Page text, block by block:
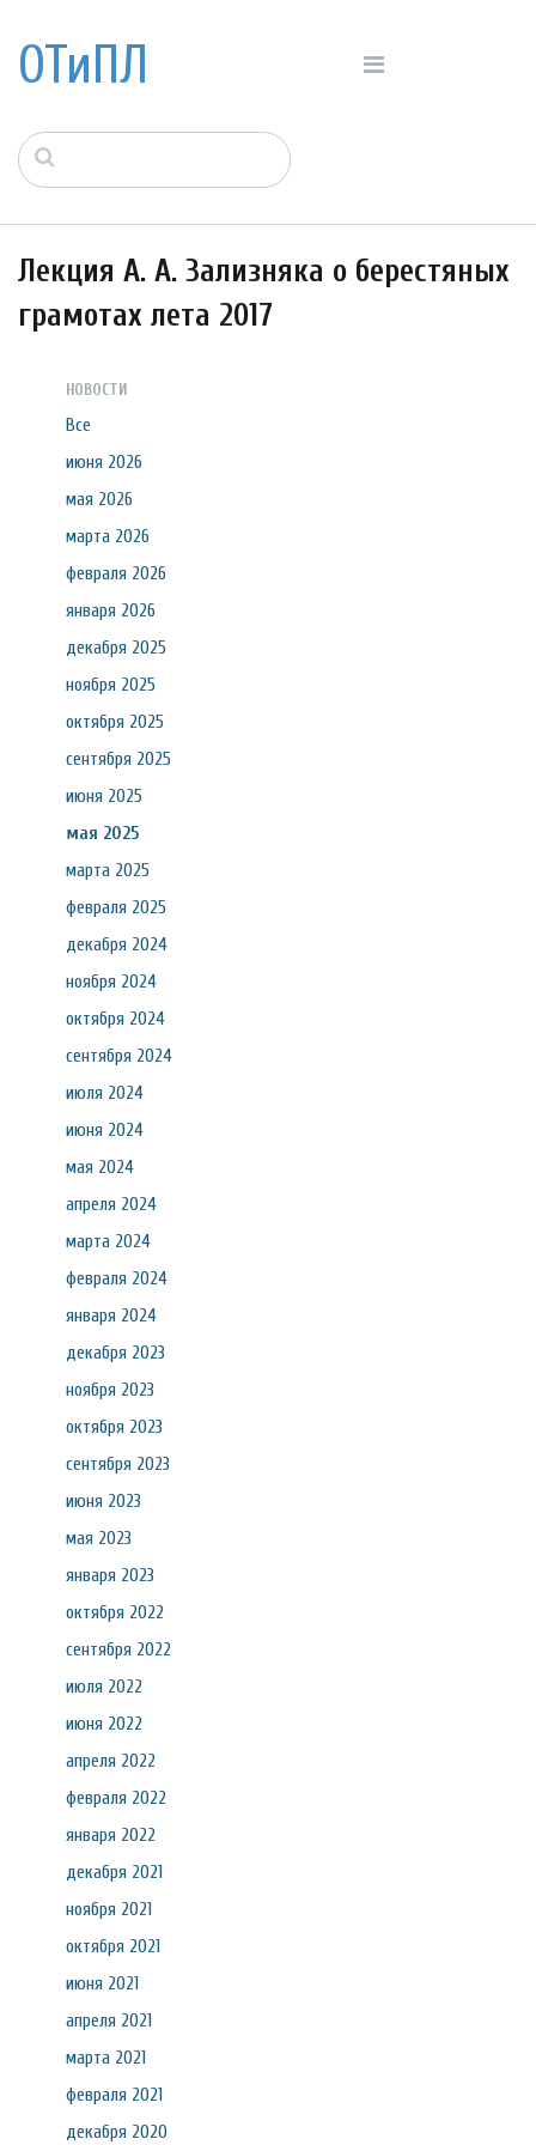
ОТиПЛ
Лекция А. А. Зализняка о берестяных
грамотах лета 2017
НОВОСТИ
Все
июня 2026
мая 2026
марта 2026
февраля 2026
января 2026
декабря 2025
ноября 2025
октября 2025
сентября 2025
июня 2025
мая 2025
марта 2025
февраля 2025
декабря 2024
ноября 2024
октября 2024
сентября 2024
июля 2024
июня 2024
мая 2024
апреля 2024
марта 2024
февраля 2024
января 2024
декабря 2023
ноября 2023
октября 2023
сентября 2023
июня 2023
мая 2023
января 2023
октября 2022
сентября 2022
июля 2022
июня 2022
апреля 2022
февраля 2022
января 2022
декабря 2021
ноября 2021
октября 2021
июня 2021
апреля 2021
марта 2021
февраля 2021
декабря 2020